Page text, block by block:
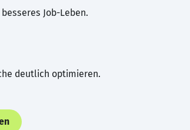
Job-Leben.
deutlich optimieren.